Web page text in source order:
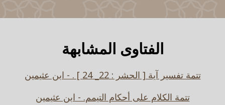
الفتاوى المشابهة
تتمة تفسير آية [ الحشر : 22_ 24 ] . - ابن عثيمين
تتمة الكلام على أحكام التيمم. - ابن عثيمين